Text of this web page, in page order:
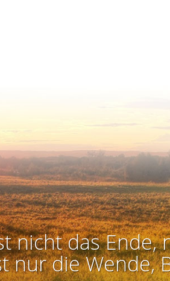
nicht das Ende,
nur die Wende,